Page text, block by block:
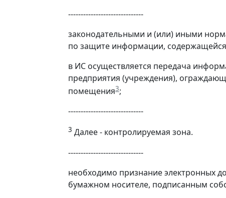
------------------------------
законодательными и (или) иными
по защите информации,
в ИС осуществляется передача
предприятия (учреждения),
помещения3;
------------------------------
3 Далее - контролируемая зона.
------------------------------
необходимо признание электронных
бумажном носителе, подписанным